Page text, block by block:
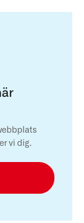
vi dig.